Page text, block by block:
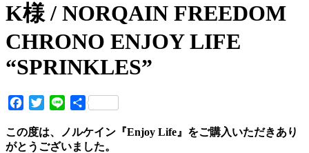
K様 / NORQAIN FREEDOM
CHRONO ENJOY LIFE
“SPRINKLES”
FacebookTwitterLine 共
この度は、ノルケイン『Enjoy Life』をご購入いただきあり
がとうございました。